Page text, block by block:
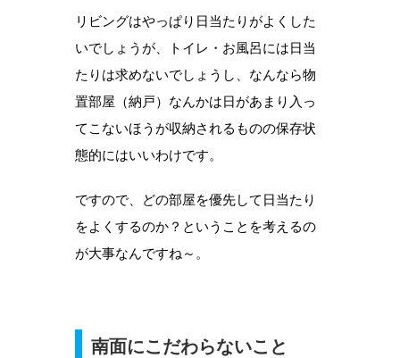
リビングはやっぱり日当たりがよくした
いでしょうが、トイレ・お風呂には日当
たりは求めないでしょうし、なんなら物
置部屋（納戸）なんかは日があまり入っ
てこないほうが収納されるものの保存状
態的にはいいわけです。
ですので、どの部屋を優先して日当たり
をよくするのか？ということを考えるの
が大事なんですね～。
南面にこだわらないこと